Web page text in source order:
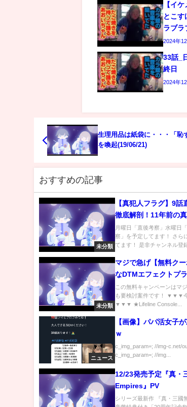
【イ
とこ
ラブラ
2024年
33話_
終日
2024年
生理用品は紙袋に・・・「
を喚起(19/06/21)
おすすめの記事
未分類
【真犯人フラグ】9話
徹底解剖！11年前の
ハメられた？【西島
【芳根京子】【桜井
月曜日「直後考察」水曜日
察」を予定してます！ さら
てます！ 是非チャンネル登
未分類
マジで急げ【無料ク
なDTMエフェクトプ
Console Liteが
この無料キャンペーンはマ
も要検討案件です！ ▼▼▼
▼▼▼ ★Lifeline Console...
ニュース
【画像】パパ活女子
ｗ
c_img_param=; //img-c.net/
c_img_param=; //img...
12/23発売予定『真・
Empires』PV
シリーズ最新作 『真・三國